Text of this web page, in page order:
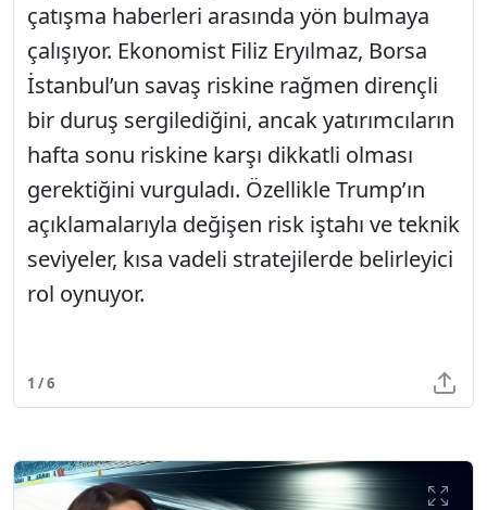
çatışma haberleri arasında yön bulmaya
çalışıyor. Ekonomist Filiz Eryılmaz, Borsa
İstanbul’un savaş riskine rağmen dirençli
bir duruş sergilediğini, ancak yatırımcıların
hafta sonu riskine karşı dikkatli olması
gerektiğini vurguladı. Özellikle Trump’ın
açıklamalarıyla değişen risk iştahı ve teknik
seviyeler, kısa vadeli stratejilerde belirleyici
rol oynuyor.
1 / 6